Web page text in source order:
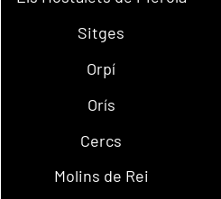
Sitges
Orpí
Orís
Cercs
Molins de Rei